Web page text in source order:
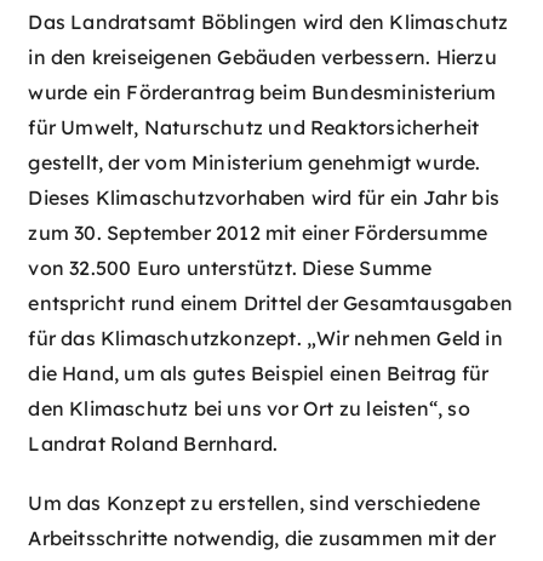
Das Landratsamt Böblingen wird den Klimaschutz
in den kreiseigenen Gebäuden verbessern. Hierzu
wurde ein Förderantrag beim Bundesministerium
für Umwelt, Naturschutz und Reaktorsicherheit
gestellt, der vom Ministerium genehmigt wurde.
Dieses Klimaschutzvorhaben wird für ein Jahr bis
zum 30. September 2012 mit einer Fördersumme
von 32.500 Euro unterstützt. Diese Summe
entspricht rund einem Drittel der Gesamtausgaben
für das Klimaschutzkonzept. „Wir nehmen Geld in
die Hand, um als gutes Beispiel einen Beitrag für
den Klimaschutz bei uns vor Ort zu leisten“, so
Landrat Roland Bernhard.
Um das Konzept zu erstellen, sind verschiedene
Arbeitsschritte notwendig, die zusammen mit der